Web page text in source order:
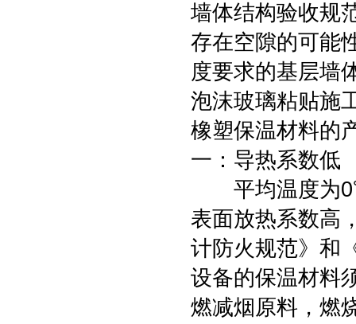
墙体结构验收规
存在空隙的可能
度要求的基层墙
泡沫玻璃粘贴施
橡塑保温材料
一：导热系数低
平均温度为0℃
表面放热系数高
计防火规范》和
设备的保温材料
燃减烟原料，燃